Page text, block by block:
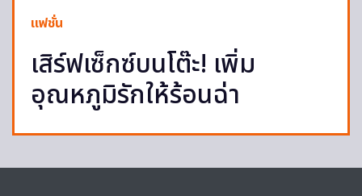
แฟชั่น
เสิร์ฟเซ็กซ์บนโต๊ะ! เพิ่ม
อุณหภูมิรักให้ร้อนฉ่า